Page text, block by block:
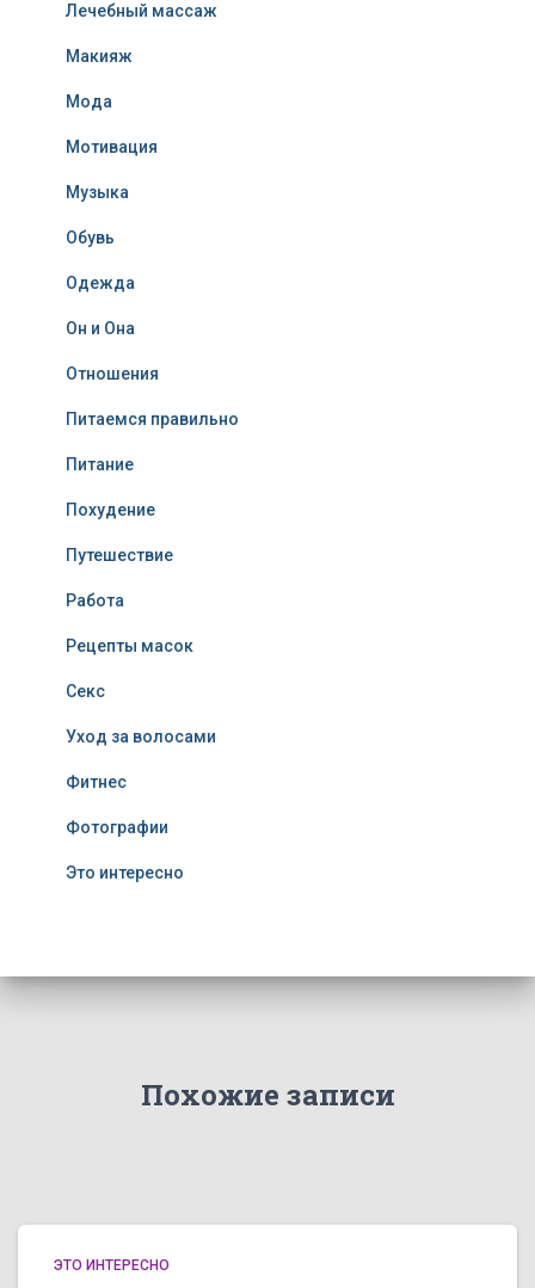
Лечебный массаж
Макияж
Мода
Мотивация
Музыка
Обувь
Одежда
Он и Она
Отношения
Питаемся правильно
Питание
Похудение
Путешествие
Работа
Рецепты масок
Секс
Уход за волосами
Фитнес
Фотографии
Это интересно
Похожие записи
ЭТО ИНТЕРЕСНО